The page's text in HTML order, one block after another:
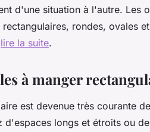
d'une situation à l'autre. Les
rondes, ovales
lire la suite.
à manger
est devenue très courante
d'espaces longs et étroits ou